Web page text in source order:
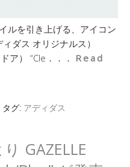
ルを引き上げる、アイコン
ダス オリジナルス）
ア） “Cle．．． Read
タグ: アディダス
GAZELLE